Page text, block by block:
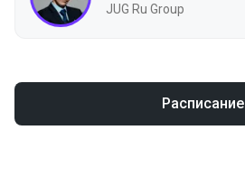
JUG Ru Group
Расписание